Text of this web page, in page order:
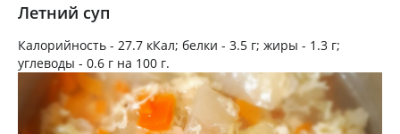
Летний суп
Калорийность - 27.7 кКал; белки - 3.5 г; жиры - 1.3 г;
углеводы - 0.6 г на 100 г.